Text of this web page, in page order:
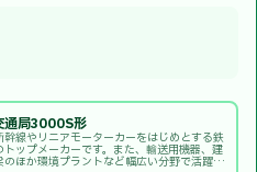
局3000S形
幹線やリニアモーターカーをはじめとする鉄
トップメーカーです。また、輸送用機器、建
のほか環境プラントなど幅広い分野で活躍し